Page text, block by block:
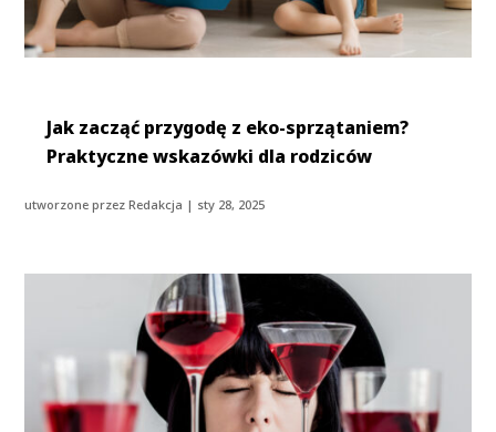
Jak zacząć przygodę z eko-sprzątaniem?
Praktyczne wskazówki dla rodziców
utworzone przezRedakcja | sty 28, 2025